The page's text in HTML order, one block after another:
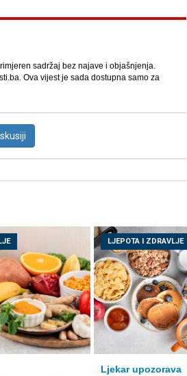
sadržaj bez najave i objašnjenja.
Ova vijest je sada dostupna samo za
LJEPOTA I ZDRAVLJE
Ljekar upozorava